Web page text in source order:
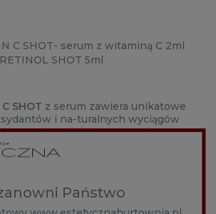
C SHOT- serum z witaminą C 2ml
SHOT 5ml
SHOT z serum zawiera unikatowe
i na-turalnych wyciągów
redukują postępujące
wpływające bezpośrednio na
starzenia się skóry.
Państwo